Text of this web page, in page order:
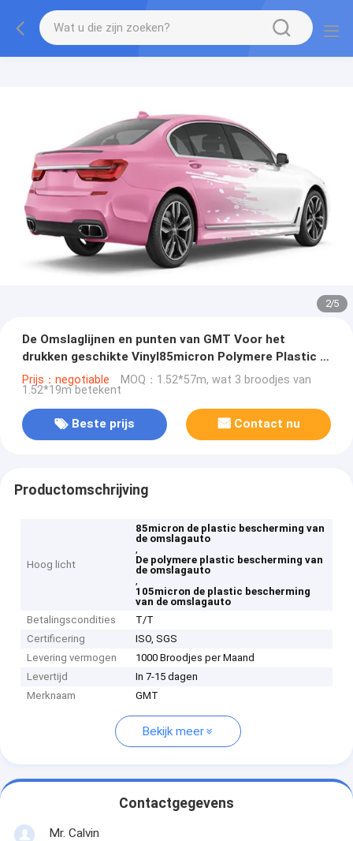
2/5
De Omslaglijnen en punten van GMT Voor het
drukken geschikte Vinyl85micron Polymere Plastic in
wit en roze Patroonsubstituut aan MPI 1105
Prijs：negotiable MOQ：1.52*57m, wat 3 broodjes van
1.52*19m betekent
Beste prijs Contact nu
Productomschrijving
Hoog licht
85micron de plastic bescherming van
de omslagauto
,
De polymere plastic bescherming van
de omslagauto
,
105micron de plastic bescherming
van de omslagauto
Betalingscondities
T/T
Certificering
ISO, SGS
Levering vermogen
1000 Broodjes per Maand
Levertijd
In 7-15 dagen
Merknaam
GMT
Bekijk meer
Contactgegevens
Mr. Calvin